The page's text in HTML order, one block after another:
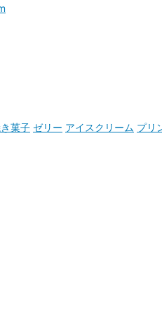
菓子 ゼリー アイスクリーム プリ